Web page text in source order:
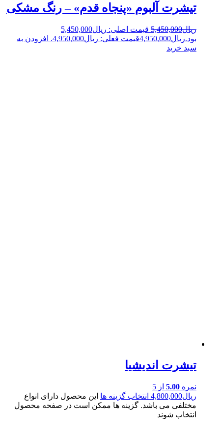
تیشرت آلبوم «پنجاه قدم» – رنگ مشکی
ریال5,450,000
قیمت اصلی: ریال5,450,000
بود.ریال4,950,000قیمت فعلی: ریال4,950,000.
افزودن به
سبد خرید
تیشرت اندیشیا
نمره 5.00 از 5
ریال4,800,000 انتخاب گزینه ها این محصول دارای انواع
مختلفی می باشد. گزینه ها ممکن است در صفحه محصول
انتخاب شوند